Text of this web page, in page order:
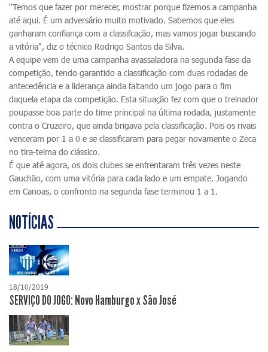
"Temos que fazer por merecer, mostrar porque fizemos a campanha
até aqui. É um adversário muito motivado. Sabemos que eles
ganharam confiança com a classifcação, mas vamos jogar buscando
a vitória", diz o técnico Rodrigo Santos da Silva.
A equipe vem de uma campanha avassaladora na segunda fase da
competição, tendo garantido a classificação com duas rodadas de
antecedência e a liderança ainda faltando um jogo para o fim
daquela etapa da competição. Esta situação fez com que o treinador
poupasse boa parte do time principal na última rodada, justamente
contra o Cruzeiro, que ainda brigava pela classificação. Pois os rivais
venceram por 1 a 0 e se classificaram para pegar novamente o Zeca
no tira-teima do clássico.
É que até agora, os dois clubes se enfrentaram três vezes neste
Gauchão, com uma vitória para cada lado e um empate. Jogando
em Canoas, o confronto na segunda fase terminou 1 a 1.
NOTÍCIAS
18/10/2019
SERVIÇO DO JOGO: Novo Hamburgo x São José